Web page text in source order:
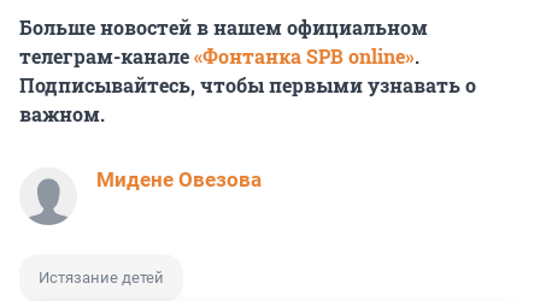
Больше новостей в нашем официальном
телеграм-канале«Фонтанка SPB online».
Подписывайтесь, чтобы первыми узнавать о
важном.
Мидене Овезова
Истязание детей